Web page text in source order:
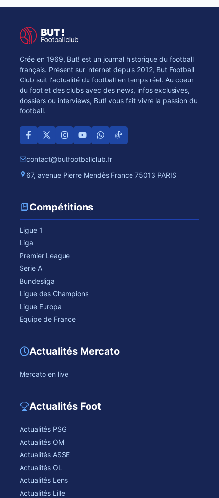
Crée en 1969, But! est un journal historique du football
français. Présent sur internet depuis 2012, But Football
Club suit l'actualité du football en temps réel. Au coeur
du foot et des clubs avec des news, infos exclusives,
dossiers ou interviews, But! vous fait vivre la passion du
football.
contact@butfootballclub.fr
67, avenue Pierre Mendès France 75013 PARIS
Compétitions
Ligue 1
Liga
Premier League
Serie A
Bundesliga
Ligue des Champions
Ligue Europa
Equipe de France
Actualités Mercato
Mercato en live
Actualités Foot
Actualités PSG
Actualités OM
Actualités ASSE
Actualités OL
Actualités Lens
Actualités Lille